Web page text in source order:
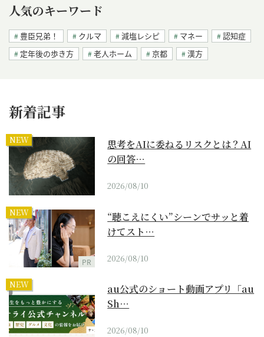
人気のキーワード
豊臣兄弟！ クルマ 減塩レシピ マネー
認知症
定年後の歩き方
老人ホーム 京都 漢方
新着記事
NEW
思考をAIに委ねるリスクとは？AI
の回答…
2026/08/10
NEW
PR
“聴こえにくい”シーンでサッと着
けてスト…
2026/08/10
NEW
au公式のショート動画アプリ「au
Sh…
2026/08/10